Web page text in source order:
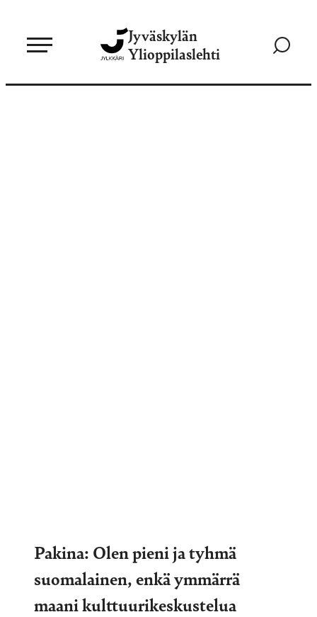
sisältöön
Jyväskylän
Ylioppilaslehti
Siirry
Pakina: Olen pieni ja tyhmä
suomalainen, enkä ymmärrä
maani kulttuurikeskustelua